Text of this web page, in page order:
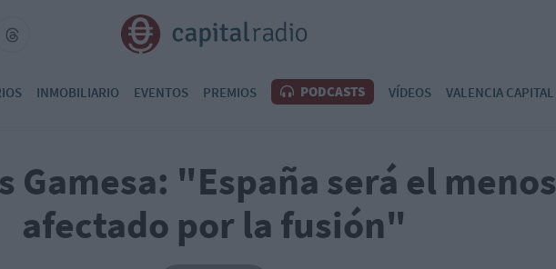
INMOBILIARIO EVENTOS PREMIOS PODCASTS VÍDEOS VALENCIA CAPITAL
Gamesa: "España será el menos
afectado por la fusión"